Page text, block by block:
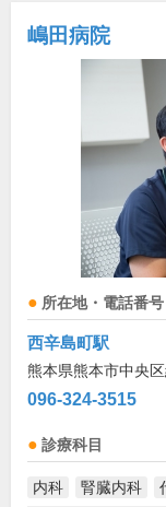
嶋田病院
所在地・電話番号
西辛島町駅
熊本県熊本市中央
096-324-3515
診療科目
内科 腎臓内科